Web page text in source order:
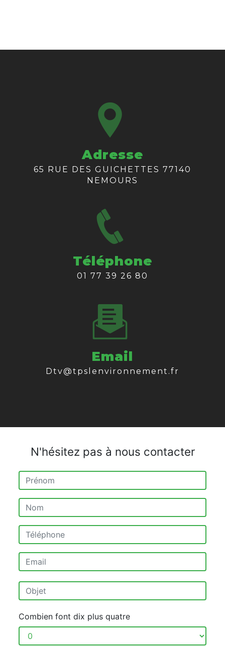
Adresse
65 RUE DES GUICHETTES 77140
NEMOURS
Téléphone
01 77 39 26 80
Email
dtv@tpslenvironnement.fr
N'hésitez pas à nous contacter
Combien font dix plus quatre